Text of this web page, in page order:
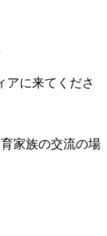
アに来てくださ
家族の交流の場